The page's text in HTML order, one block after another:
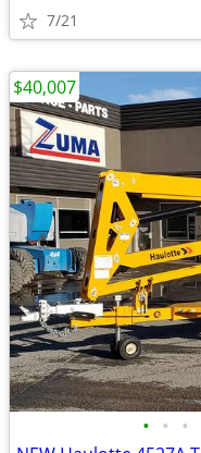
7/21
• • •
$40,007